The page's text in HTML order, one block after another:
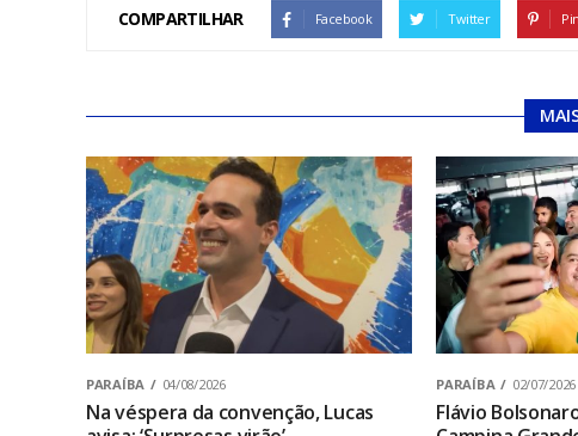
COMPARTILHAR Facebook Twitter
PARAÍBA 04/08/2026
Na véspera da convenção, Lucas
PARAÍBA 02/07/2026
Flávio